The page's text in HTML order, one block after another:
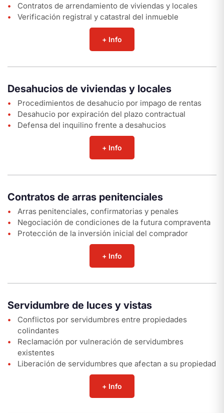
Contratos de arrendamiento de viviendas y locales
Verificación registral y catastral del inmueble
+ Info
Desahucios de viviendas y locales
Procedimientos de desahucio por impago de rentas
Desahucio por expiración del plazo contractual
Defensa del inquilino frente a desahucios
+ Info
Contratos de arras penitenciales
Arras penitenciales, confirmatorias y penales
Negociación de condiciones de la futura compraventa
Protección de la inversión inicial del comprador
+ Info
Servidumbre de luces y vistas
Conflictos por servidumbres entre propiedades
colindantes
Reclamación por vulneración de servidumbres
existentes
Liberación de servidumbres que afectan a su propiedad
+ Info